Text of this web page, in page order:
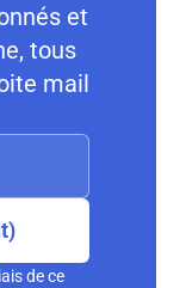
et
tous
mail
de ce